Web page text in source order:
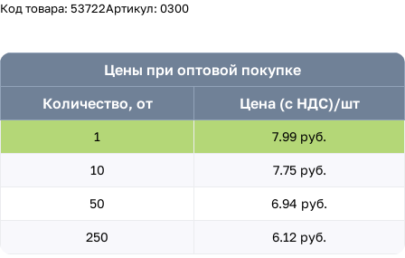
Код товара: 53722Артикул: 0300
Цены при оптовой покупке
Количество, от
Цена (с НДС)/шт
1 7.99 руб.
10 7.75 руб.
50 6.94 руб.
250 6.12 руб.